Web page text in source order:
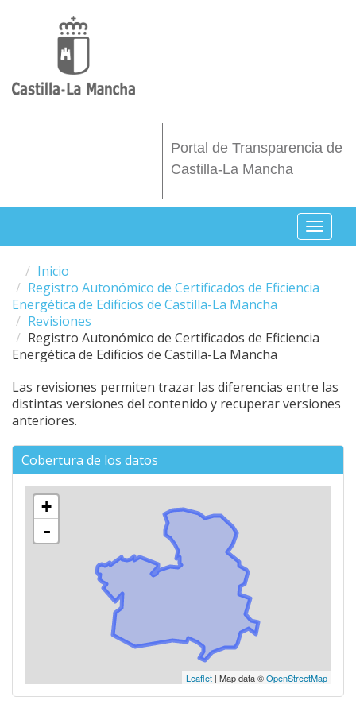
Portal de Transparencia de
Castilla-La Mancha
Toggle
Inicio
Registro Autonómico de Certificados de Eficiencia
Energética de Edificios de Castilla-La Mancha
Revisiones
Registro Autonómico de Certificados de Eficiencia
Energética de Edificios de Castilla-La Mancha
Las revisiones permiten trazar las diferencias entre las
distintas versiones del contenido y recuperar versiones
anteriores.
Cobertura de los datos
+
-
Leaflet | Map data ©OpenStreetMap